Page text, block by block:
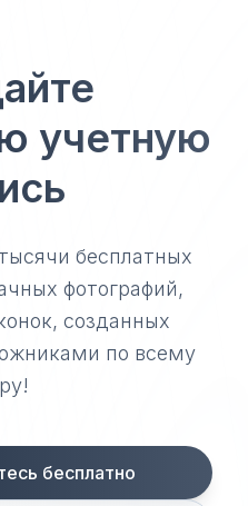
учетную
бесплатных
фотографий,
созданных
по всему
бесплатно